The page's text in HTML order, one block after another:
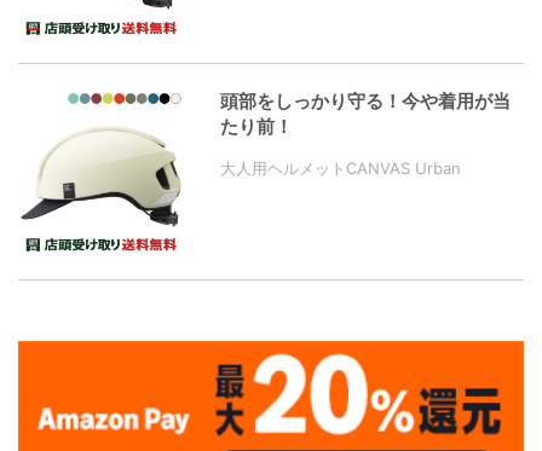
頭部をしっかり守る！今や着用が当
たり前！
大人用ヘルメットCANVAS Urban